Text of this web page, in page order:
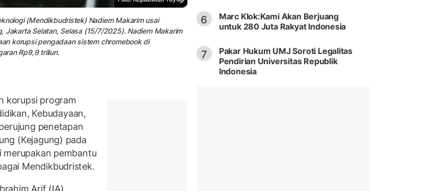
(Mendikbudristek) Nadiem Makarim usai
Jakarta Selatan, Selasa (15/7/2025). Nadiem Makarim
korupsi pengadaan sistem chromebook di
Rp9,9 triliun.
korupsi program
Kebudayaan,
penetapan
(Kejagung) pada
merupakan pembantu
Mendikbudristek.
Arif (IA),
6
Marc Klok:Kami Akan Berjuang
untuk 280 Juta Rakyat Indonesia
7
Pakar Hukum UMJ Soroti Legalitas
Pendirian Universitas Republik
Indonesia